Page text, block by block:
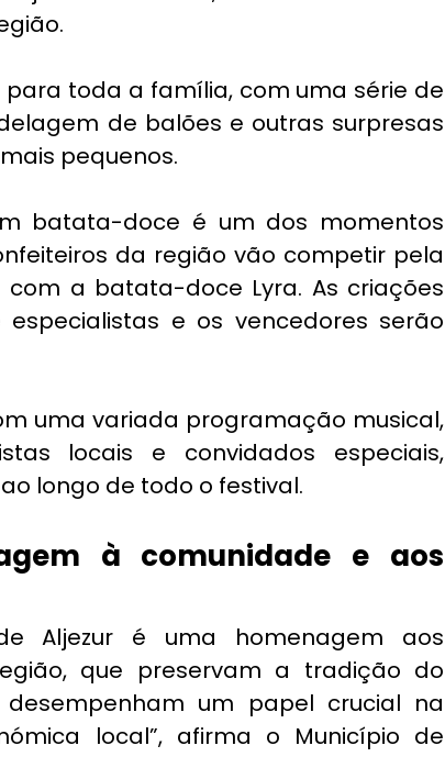
toda a família, com uma série de
de balões e outras surpresas
pequenos.
batata-doce é um dos momentos
da região vão competir pela
a batata-doce Lyra. As criações
e os vencedores serão
uma variada programação musical,
locais e convidados especiais,
longo de todo o festival.
à comunidade e aos
Aljezur é uma homenagem aos
que preservam a tradição do
um papel crucial na
local”, afirma o Município de